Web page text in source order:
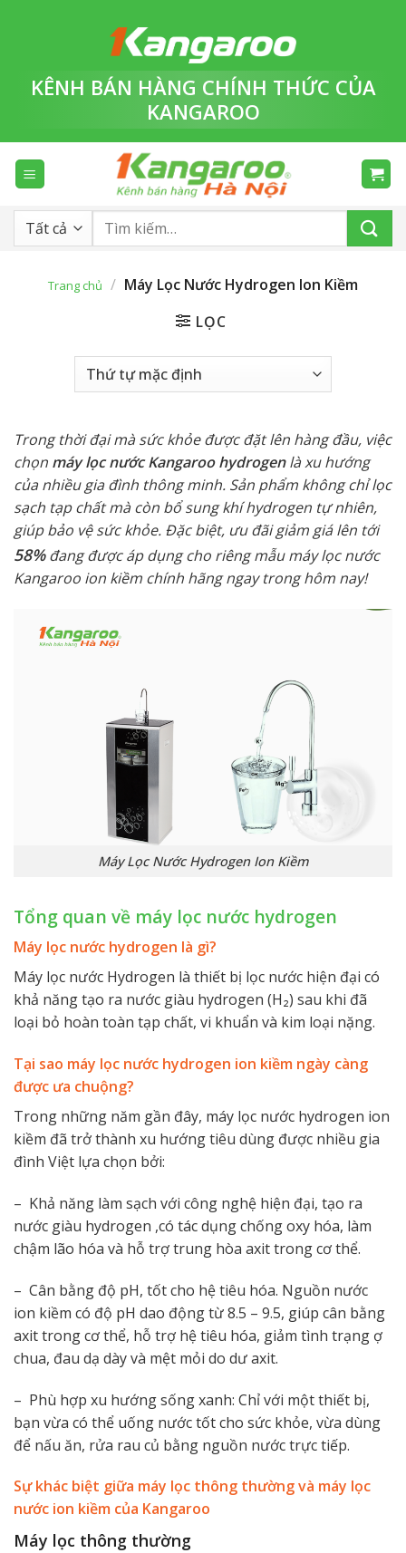
dungKÊNH BÁN HÀNG CHÍNH THỨC CỦA
KANGAROO
Tìm
Trang chủ / Máy Lọc Nước Hydrogen Ion Kiềm
LỌC
Trong thời đại mà sức khỏe được đặt lên hàng đầu, việc
chọn máy lọc nước Kangaroo hydrogenlà xu hướng
của nhiều gia đình thông minh. Sản phẩm không chỉ lọc
sạch tạp chất mà còn bổ sung khí hydrogen tự nhiên,
giúp bảo vệ sức khỏe. Đặc biệt, ưu đãi giảm giá lên tới
58%đang được áp dụng cho riêng mẫu máy lọc nước
Kangaroo ion kiềm chính hãng ngay trong hôm nay!
Máy Lọc Nước Hydrogen Ion Kiềm
Tổng quan về máy lọc nước hydrogen
Máy lọc nước hydrogen là gì?
Máy lọc nước Hydrogen là thiết bị lọc nước hiện đại có
khả năng tạo ra nước giàu hydrogen (H₂) sau khi đã
loại bỏ hoàn toàn tạp chất, vi khuẩn và kim loại nặng.
Tại sao máy lọc nước hydrogen ion kiềm ngày càng
được ưa chuộng?
Trong những năm gần đây, máy lọc nước hydrogen ion
kiềm đã trở thành xu hướng tiêu dùng được nhiều gia
đình Việt lựa chọn bởi:
– Khả năng làm sạch với công nghệ hiện đại, tạo ra
nước giàu hydrogen ,có tác dụng chống oxy hóa, làm
chậm lão hóa và hỗ trợ trung hòa axit trong cơ thể.
– Cân bằng độ pH, tốt cho hệ tiêu hóa. Nguồn nước
ion kiềm có độ pH dao động từ 8.5 – 9.5, giúp cân bằng
axit trong cơ thể, hỗ trợ hệ tiêu hóa, giảm tình trạng ợ
chua, đau dạ dày và mệt mỏi do dư axit.
– Phù hợp xu hướng sống xanh: Chỉ với một thiết bị,
bạn vừa có thể uống nước tốt cho sức khỏe, vừa dùng
để nấu ăn, rửa rau củ bằng nguồn nước trực tiếp.
Sự khác biệt giữa máy lọc thông thường và máy lọc
nước ion kiềm của Kangaroo
Máy lọc thông thường